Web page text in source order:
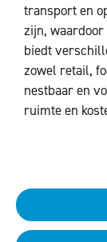
transport en
zijn,
biedt
zowel retail,
nestbaar en
ruimte en